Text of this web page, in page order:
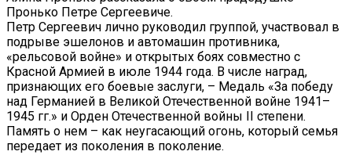
Пронько Петре Сергеевиче.
Петр Сергеевич лично руководил группой, участвовал в
подрыве эшелонов и автомашин противника,
«рельсовой войне» и открытых боях совместно с
Красной Армией в июле 1944 года. В числе наград,
признающих его боевые заслуги, – Медаль «За победу
над Германией в Великой Отечественной войне 1941–
1945 гг.» и Орден Отечественной войны II степени.
Память о нем – как неугасающий огонь, который семья
передает из поколения в поколение.